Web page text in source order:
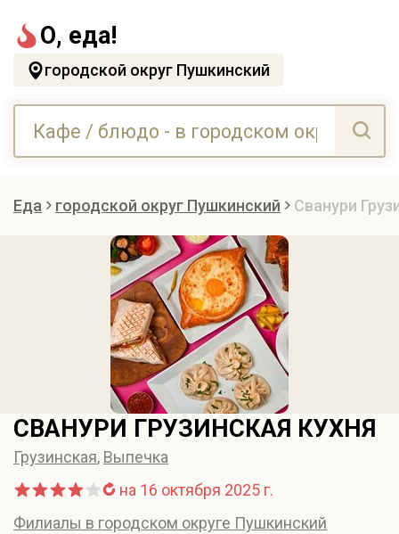
О, еда!
городской округ Пушкинский
Еда городской округ Пушкинский Сванури
СВАНУРИ ГРУЗИНСКАЯ КУХНЯ
Грузинская, Выпечка
на 16 октября 2025 г.
Филиалы в городском округе Пушкинский